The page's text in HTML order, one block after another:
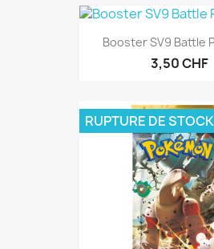
Booster SV9 Battle
3,50 CHF
RUPTURE DE STOCK